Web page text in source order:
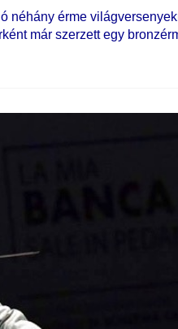
néhány érme
már szerzett egy